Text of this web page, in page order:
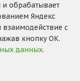
обрабатывает
Яндекс
взаимодействие с
кнопку ОК.
данных.